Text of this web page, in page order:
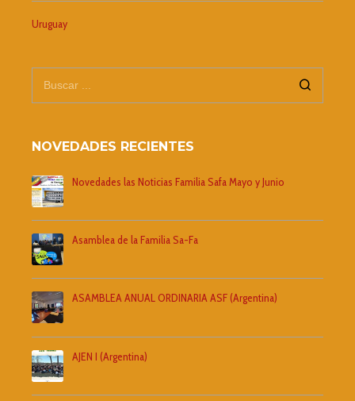
Uruguay
NOVEDADES RECIENTES
Novedades las Noticias Familia Safa Mayo y Junio
Asamblea de la Familia Sa-Fa
ASAMBLEA ANUAL ORDINARIA ASF (Argentina)
AJEN I (Argentina)